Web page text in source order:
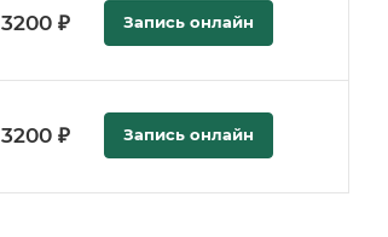
3200 ₽ Запись онлайн
3200 ₽ Запись онлайн